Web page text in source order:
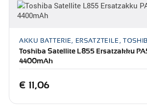
AKKU BATTERIE, ERSATZTEILE,
Toshiba Satellite L855 Ersatzakku
4400mAh
€ 11,06